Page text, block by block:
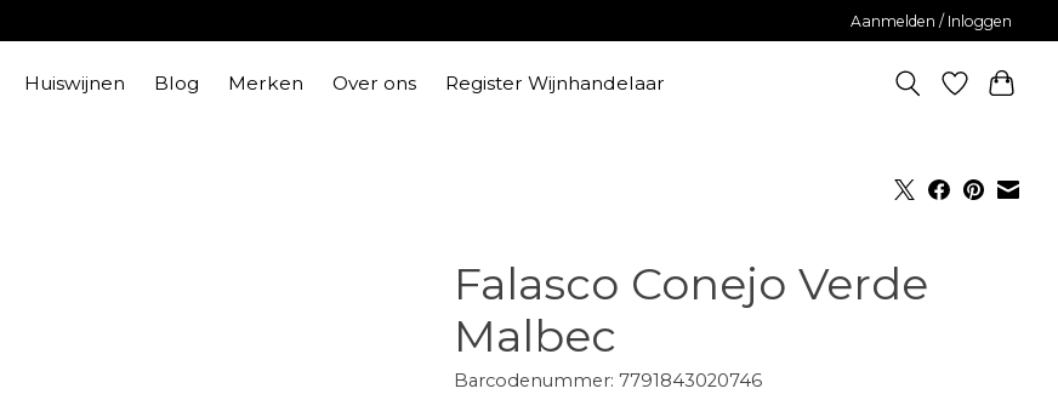
Aanmelden / Inloggen
Huiswijnen Blog Merken Over ons Register Wijnhandelaar
Falasco Conejo Verde
Malbec
Barcodenummer: 7791843020746